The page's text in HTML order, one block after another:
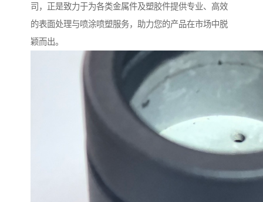
司，正是致力于为各类金属件及塑胶件提供专业、高效
的表面处理与喷涂喷塑服务，助力您的产品在市场中脱
颖而出。